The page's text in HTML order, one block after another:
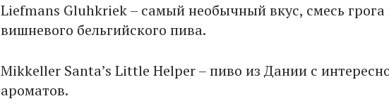
Liefmans Gluhkriek – самый необычный вкус, смесь грога
вишневого бельгийского пива.
Mikkeller Santa’s Little Helper – пиво из Дании с
ароматов.